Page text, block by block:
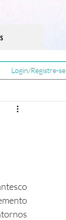
Login/Registre-se